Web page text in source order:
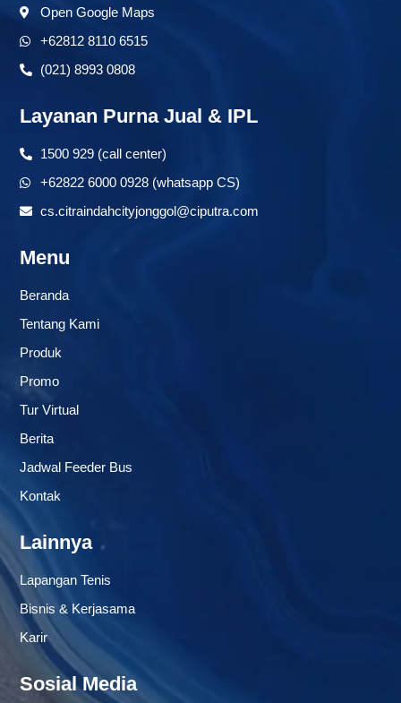
Open Google Maps
+62812 8110 6515
(021) 8993 0808
Layanan Purna Jual & IPL
1500 929 (call center)
+62822 6000 0928 (whatsapp CS)
cs.citraindahcityjonggol@ciputra.com
Menu
Beranda
Tentang Kami
Produk
Promo
Tur Virtual
Berita
Jadwal Feeder Bus
Kontak
Lainnya
Lapangan Tenis
Bisnis & Kerjasama
Karir
Sosial Media